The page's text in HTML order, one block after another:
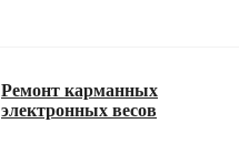
Ремонт карманных
электронных весов